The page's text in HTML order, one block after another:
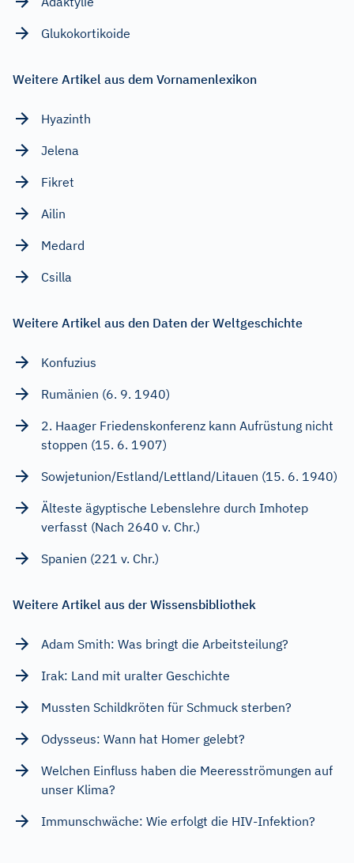
Glukokortikoide
Weitere Artikel aus dem Vornamenlexikon
Hyazinth
Jelena
Fikret
Ailin
Medard
Csilla
Weitere Artikel aus den Daten der Weltgeschichte
Konfuzius
Rumänien (6. 9. 1940)
2. Haager Friedenskonferenz kann Aufrüstung nicht
stoppen (15. 6. 1907)
Sowjetunion/Estland/Lettland/Litauen (15. 6. 1940)
Älteste ägyptische Lebenslehre durch Imhotep
verfasst (Nach 2640 v. Chr.)
Spanien (221 v. Chr.)
Weitere Artikel aus der Wissensbibliothek
Adam Smith: Was bringt die Arbeitsteilung?
Irak: Land mit uralter Geschichte
Mussten Schildkröten für Schmuck sterben?
Odysseus: Wann hat Homer gelebt?
Welchen Einfluss haben die Meeresströmungen auf
unser Klima?
Immunschwäche: Wie erfolgt die HIV-Infektion?